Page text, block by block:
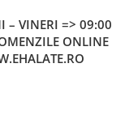
– VINERI => 09:00
ONLINE